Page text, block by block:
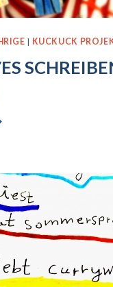
| KUCKUCK